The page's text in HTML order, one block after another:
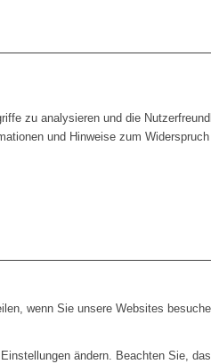
zu analysieren und die
und Hinweise zum
wenn Sie unsere Websites
ändern. Beachten Sie,